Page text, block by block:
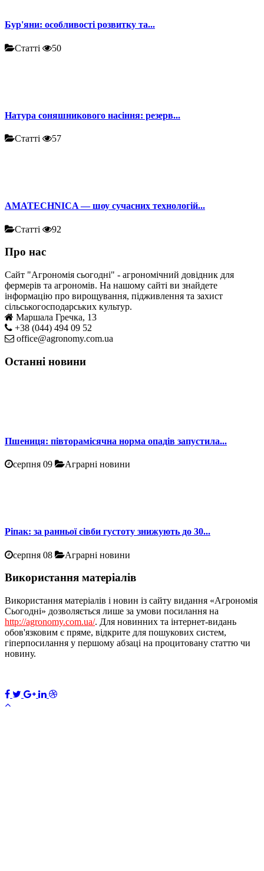
Бур'яни: особливості розвитку та...
Статті 50
Натура соняшникового насіння: резерв...
Статті 57
AMATECHNICA — шоу сучасних технологій...
Статті 92
Про нас
Сайт "Агрономія сьогодні" - агрономічний довідник для
фермерів та агрономів. На нашому сайті ви знайдете
інформацію про вирощування, підживлення та захист
сільськогосподарських культур.
Маршала Гречка, 13
+38 (044) 494 09 52
office@agronomy.com.ua
Останні новини
Пшениця: півторамісячна норма опадів запустила...
серпня 09 Аграрні новини
Ріпак: за ранньої сівби густоту знижують до 30...
серпня 08 Аграрні новини
Використання матеріалів
Використання матеріалів і новин із сайту видання «Агрономія
Сьогодні» дозволяється лише за умови посилання на
http://agronomy.com.ua/. Для новинних та інтернет-видань
обов'язковим є пряме, відкрите для пошукових систем,
гіперпосилання у першому абзаці на процитовану статтю чи
новину.